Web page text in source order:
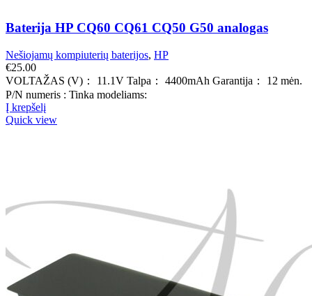
Baterija HP CQ60 CQ61 CQ50 G50 analogas
Nešiojamų kompiuterių baterijos, HP
€25.00
VOLTAŽAS (V)： 11.1V Talpa： 4400mAh Garantija： 12 mėn.
P/N numeris : Tinka modeliams:
Į krepšelį
Quick view